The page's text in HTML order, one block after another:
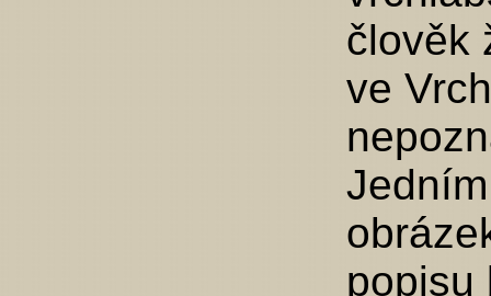
člověk
ve
popisu